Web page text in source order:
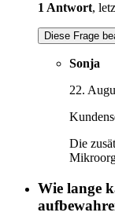
1 Antwort,
Diese Frage
Sonja
22.
Die
Wie lange